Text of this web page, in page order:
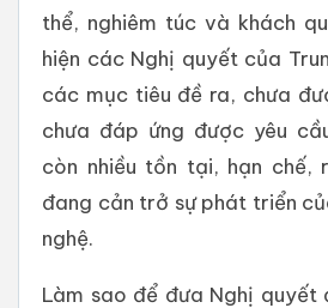
thể, nghiêm túc và khách
hiện các Nghị quyết của
các mục tiêu đề ra, chưa
chưa đáp ứng được yêu
còn nhiều tồn tại, hạn chế,
đang cản trở sự phát triển
nghệ.
Làm sao để đưa Nghị quyết